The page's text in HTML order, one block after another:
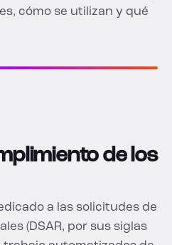
cómo se utilizan y qué
de los
a las solicitudes de
(DSAR, por sus siglas